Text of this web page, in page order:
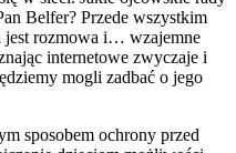
Belfer? Przede wszystkim
jest rozmowa i… wzajemne
internetowe zwyczaje i
mogli zadbać o jego
sposobem ochrony przed